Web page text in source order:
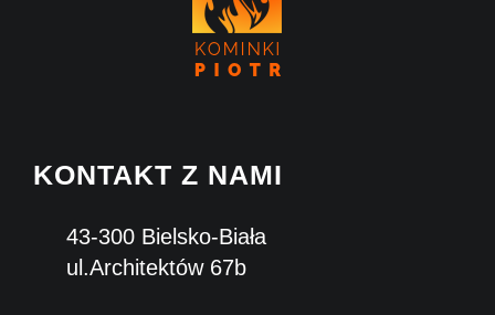
KONTAKT Z NAMI
43-300 Bielsko-Biała
ul.Architektów 67b